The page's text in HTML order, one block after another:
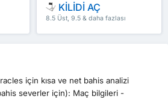
KİLİDİ AÇ
8.5 Üst, 9.5 & daha fazlası
için kısa ve net bahis analizi
severler için): Maç bilgileri -